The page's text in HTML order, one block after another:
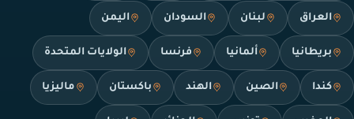
العراق لبنان السودان اليمن
بريطانيا ألمانيا فرنسا الولايات المتحدة
كندا الصين الهند باكستان ماليزيا